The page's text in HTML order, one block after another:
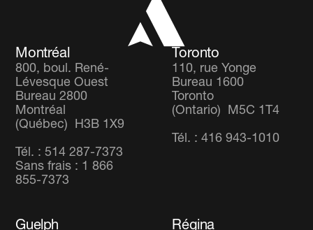
Fonds Équilibré Mondial
Fonds d’actions Diversifié Mondial
Montréal
800, boul. René-
Lévesque Ouest
Bureau 2800
Montréal
(Québec) H3B 1X9
Tél. : 514 287-7373
Sans frais : 1 866
855-7373
Toronto
110, rue Yonge
Bureau 1600
Toronto
(Ontario) M5C 1T4
Tél. : 416 943-1010
Guelph Régina